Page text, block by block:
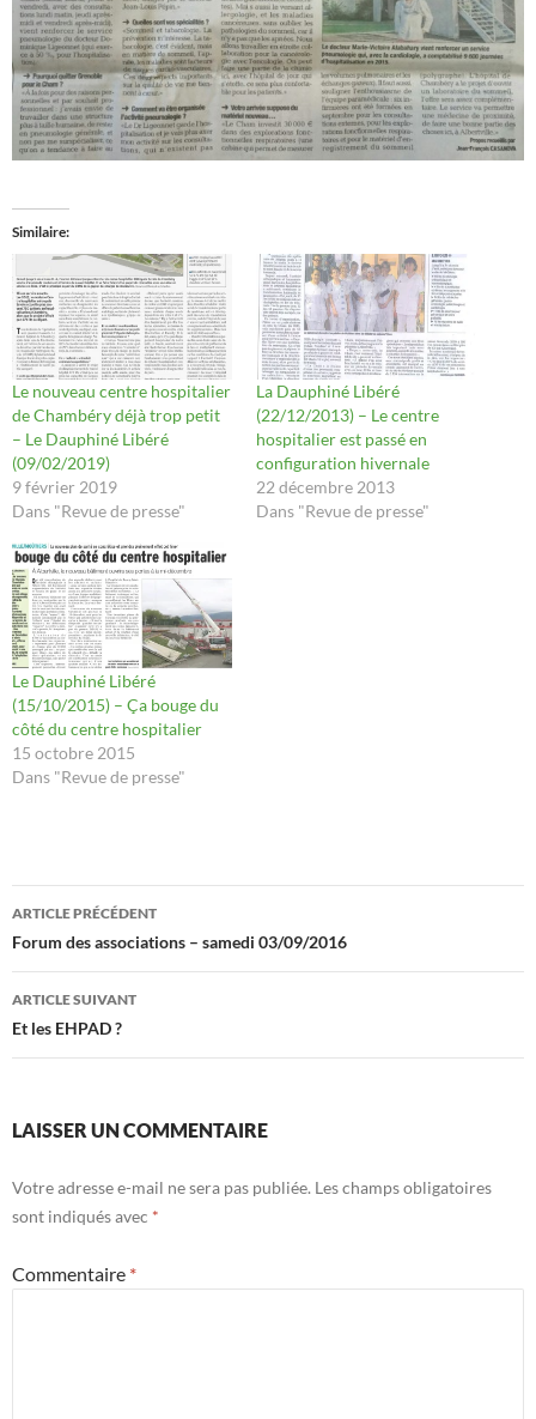
Similaire
Le nouveau centre hospitalier
de Chambéry déjà trop petit
– Le Dauphiné Libéré
(09/02/2019)
9 février 2019
Dans "Revue de presse"
La Dauphiné Libéré
(22/12/2013) – Le centre
hospitalier est passé en
configuration hivernale
22 décembre 2013
Dans "Revue de presse"
Le Dauphiné Libéré
(15/10/2015) – Ça bouge du
côté du centre hospitalier
15 octobre 2015
Dans "Revue de presse"
Navigation
des
articles
ARTICLE PRÉCÉDENT
Forum des associations – samedi 03/09/2016
ARTICLE SUIVANT
Et les EHPAD ?
LAISSER UN COMMENTAIRE
Votre adresse e-mail ne sera pas publiée. Les champs obligatoires
sont indiqués avec *
Commentaire *